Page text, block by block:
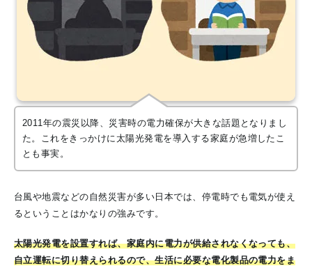
2011年の震災以降、災害時の電力確保が大きな話題となりまし
た。これをきっかけに太陽光発電を導入する家庭が急増したこ
とも事実。
台風や地震などの自然災害が多い日本では、停電時でも電気が使え
るということはかなりの強みです。
太陽光発電を設置すれば、家庭内に電力が供給されなくなっても、
自立運転に切り替えられるので、生活に必要な電化製品の電力をま